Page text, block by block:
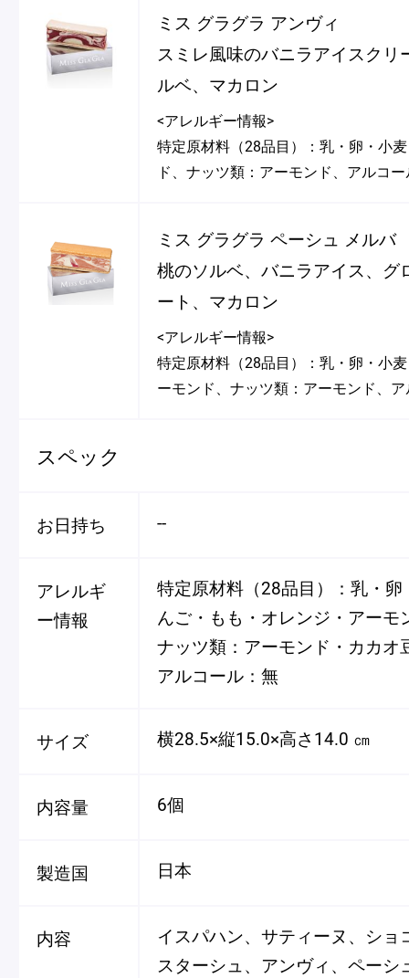
ミス グラグラ アンヴィ
スミレ風味のバニラアイスクリ
ルベ、マカロン
<アレルギー情報>
特定原材料（28品目）：乳・卵・小
ド、ナッツ類：アーモンド、アルコ
ミス グラグラ ペーシュ メルバ
桃のソルベ、バニラアイス、グ
ート、マカロン
<アレルギー情報>
特定原材料（28品目）：乳・卵・小
ーモンド、ナッツ類：アーモンド、
スペック
お日持ち --
アレルギ
ー情報
特定原材料（28品目）：乳・
んご・もも・オレンジ・アーモ
ナッツ類：アーモンド・カカオ
アルコール：無
サイズ 横28.5×縦15.0×高さ14.0 ㎝
内容量 6個
製造国 日本
内容
イスパハン、サティーヌ、ショ
スターシュ、アンヴィ、ペーシ